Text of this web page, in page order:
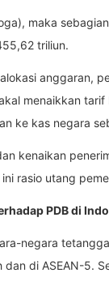
maka
triliun.
anggaran,
menaikkan tarif
ke kas negara
kenaikan
rasio utang
PDB di
negara
di ASEAN-5.